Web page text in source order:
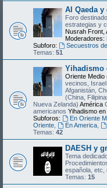
Al Qaeda
Foro
estrategias y
Nusrah Front,
Moderadores:
Subforo:
Secuestros
Temas: 51
Yihadismo
Oriente Medio
vecinos,
Afganistán,
(China,
Nueva Zelanda) América
americanos Yihadismo
Subforos:
En Oriente
Oriente
En America,
Temas: 42
DAESH y
Tema
española, etc,
Temas: 15